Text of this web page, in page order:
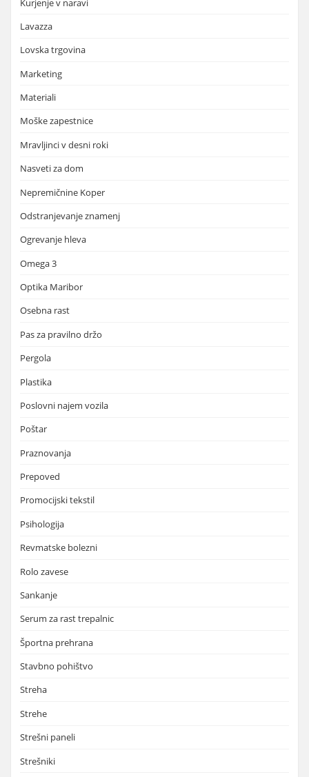
Lavazza
Lovska trgovina
Marketing
Materiali
Moške zapestnice
Mravljinci v desni roki
Nasveti za dom
Nepremičnine Koper
Odstranjevanje znamenj
Ogrevanje hleva
Omega 3
Optika Maribor
Osebna rast
Pas za pravilno držo
Pergola
Plastika
Poslovni najem vozila
Poštar
Praznovanja
Prepoved
Promocijski tekstil
Psihologija
Revmatske bolezni
Rolo zavese
Sankanje
Serum za rast trepalnic
Športna prehrana
Stavbno pohištvo
Streha
Strehe
Strešni paneli
Strešniki